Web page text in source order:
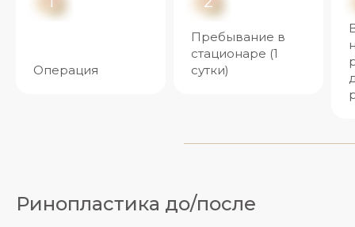
Операция
Пребывание в
стационаре (1
сутки)
Ринопластика до/после